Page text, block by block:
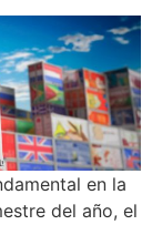
en la
del año, el